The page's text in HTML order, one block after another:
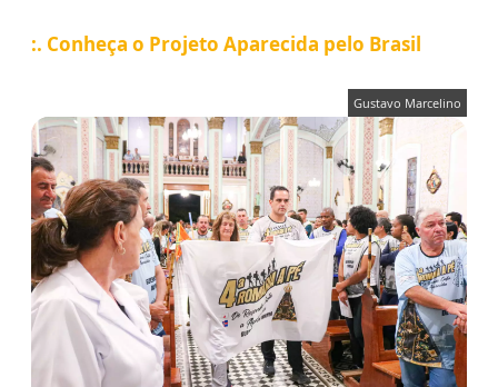
:. Conheça o Projeto Aparecida pelo Brasil
Gustavo Marcelino